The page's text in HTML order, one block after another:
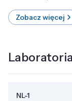
Zobacz więcej
NL-1